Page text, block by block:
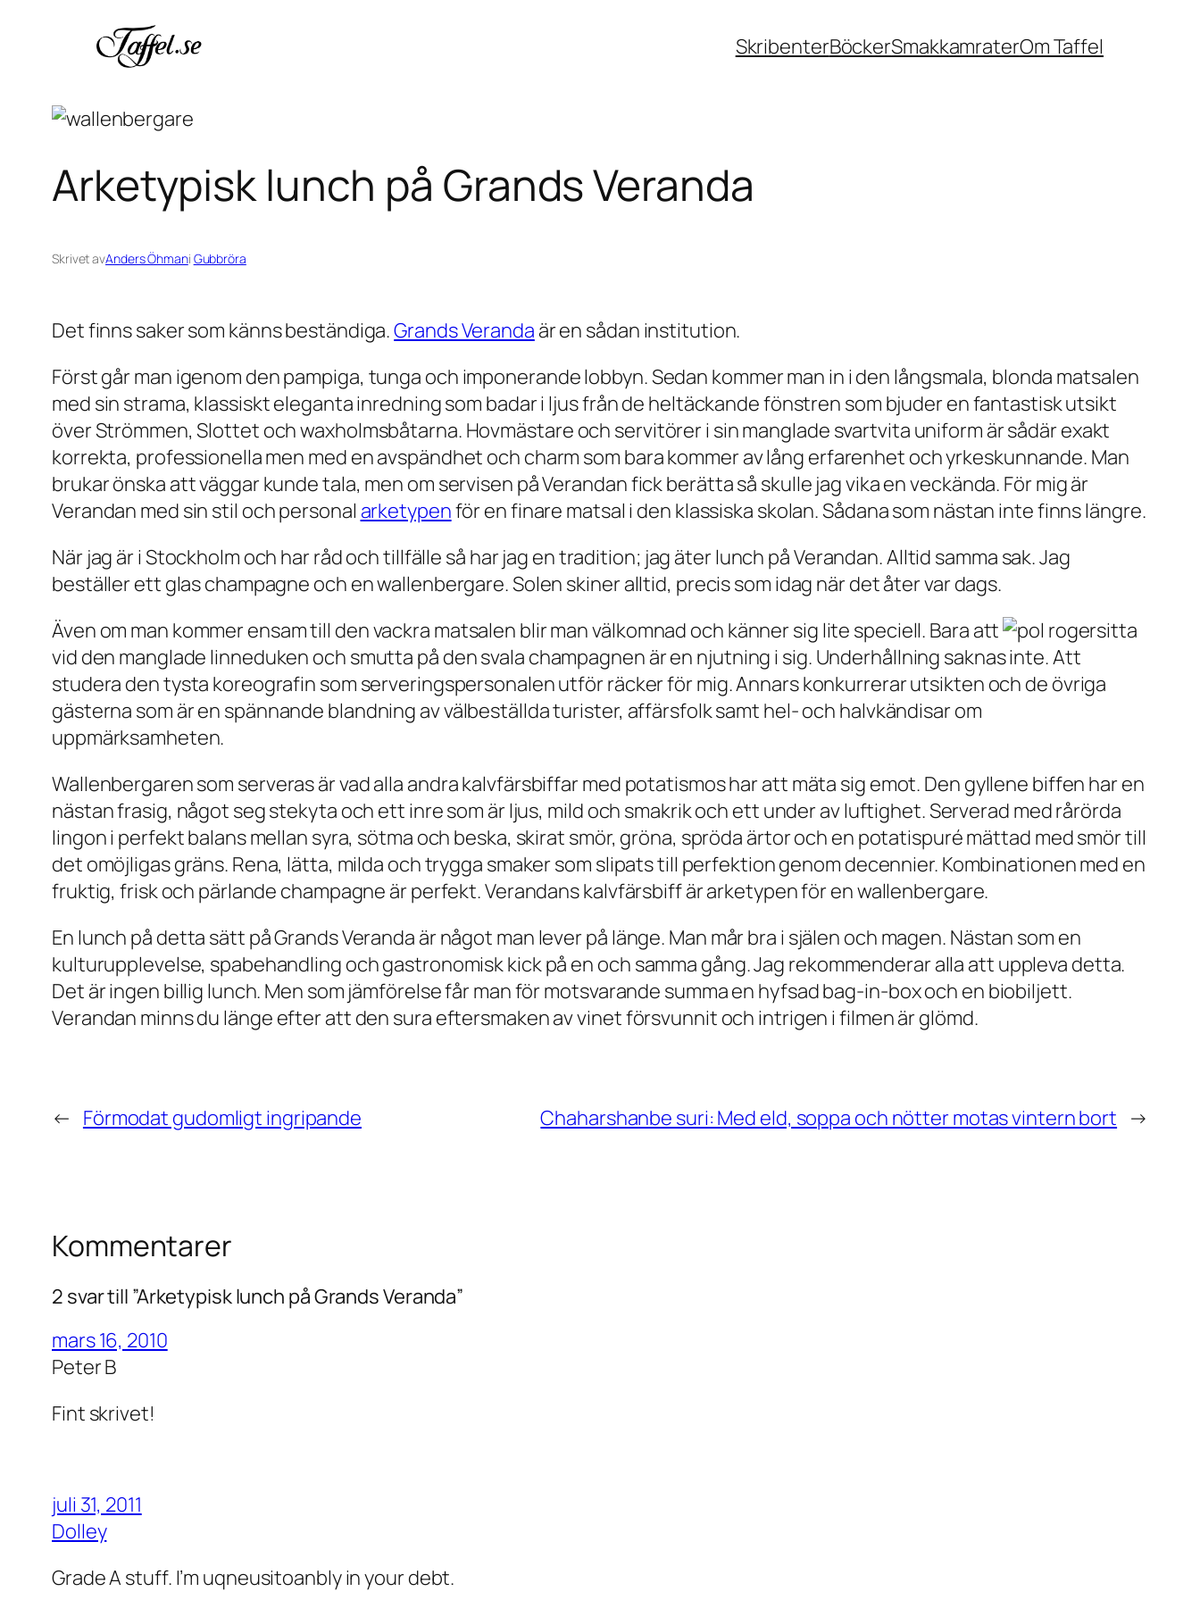
SkribenterBöckerSmakkamraterOm Taffel
Arketypisk lunch på Grands Veranda
Skrivet avAnders Öhmani Gubbröra
Det finns saker som känns beständiga.Grands Veranda är en sådan institution.
Först går man igenom den pampiga, tunga och imponerande lobbyn. Sedan kommer man in i den långsmala, blonda matsalen
med sin strama, klassiskt eleganta inredning som badar i ljus från de heltäckande fönstren som bjuder en fantastisk utsikt
över Strömmen, Slottet och waxholmsbåtarna. Hovmästare och servitörer i sin manglade svartvita uniform är sådär exakt
korrekta, professionella men med en avspändhet och charm som bara kommer av lång erfarenhet och yrkeskunnande. Man
brukar önska att väggar kunde tala, men om servisen på Verandan fick berätta så skulle jag vika en veckända. För mig är
Verandan med sin stil och personal arketypenför en finare matsal i den klassiska skolan. Sådana som nästan inte finns längre.
När jag är i Stockholm och har råd och tillfälle så har jag en tradition; jag äter lunch på Verandan. Alltid samma sak. Jag
beställer ett glas champagne och en wallenbergare. Solen skiner alltid, precis som idag när det åter var dags.
Även om man kommer ensam till den vackra matsalen blir man välkomnad och känner sig lite speciell. Bara att
sitta
vid den manglade linneduken och smutta på den svala champagnen är en njutning i sig. Underhållning saknas inte. Att
studera den tysta koreografin som serveringspersonalen utför räcker för mig. Annars konkurrerar utsikten och de övriga
gästerna som är en spännande blandning av välbeställda turister, affärsfolk samt hel- och halvkändisar om
uppmärksamheten.
Wallenbergaren som serveras är vad alla andra kalvfärsbiffar med potatismos har att mäta sig emot. Den gyllene biffen har en
nästan frasig, något seg stekyta och ett inre som är ljus, mild och smakrik och ett under av luftighet. Serverad med rårörda
lingon i perfekt balans mellan syra, sötma och beska, skirat smör, gröna, spröda ärtor och en potatispuré mättad med smör till
det omöjligas gräns. Rena, lätta, milda och trygga smaker som slipats till perfektion genom decennier. Kombinationen med en
fruktig, frisk och pärlande champagne är perfekt. Verandans kalvfärsbiff är arketypen för en wallenbergare.
En lunch på detta sätt på Grands Veranda är något man lever på länge. Man mår bra i själen och magen. Nästan som en
kulturupplevelse, spabehandling och gastronomisk kick på en och samma gång. Jag rekommenderar alla att uppleva detta.
Det är ingen billig lunch. Men som jämförelse får man för motsvarande summa en hyfsad bag-in-box och en biobiljett.
Verandan minns du länge efter att den sura eftersmaken av vinet försvunnit och intrigen i filmen är glömd.
← Förmodat gudomligt ingripande Chaharshanbe suri: Med eld, soppa och nötter motas vintern bort →
Kommentarer
2 svar till ”Arketypisk lunch på Grands Veranda”
mars 16, 2010
Peter B
Fint skrivet!
juli 31, 2011
Dolley
Grade A stuff. I’m uqneusitoanbly in your debt.